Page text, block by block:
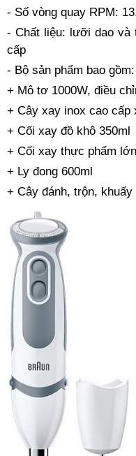
- Số vòng quay RPM:
- Chất liệu: lưỡi dao và
cấp
- Bộ sản phẩm bao gồm:
+ Mô tơ 1000W, điều
+ Cây xay inox cao cấp
+ Cối xay đồ khô 350ml
+ Cối xay thực phẩm
+ Ly đong 600ml
+ Cây đánh, trộn,